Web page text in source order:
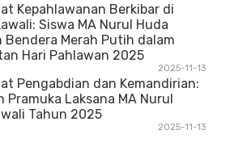
Kepahlawanan Berkibar di
Siswa MA Nurul Huda
Bendera Merah Putih dalam
Hari Pahlawan 2025
2025-11-13
Pengabdian dan Kemandirian:
Pramuka Laksana MA Nurul
Tahun 2025
2025-11-13